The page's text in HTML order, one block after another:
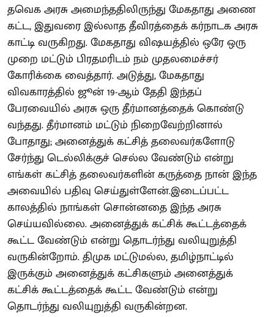
தவெக அரசு அமைந்ததிலிருந்து மேகதாது அணை
கட்ட, இதுவரை இல்லாத தீவிரத்தைக் கர்நாடக அரசு
காட்டி வருகிறது. மேகதாது விஷயத்தில் ஒரே ஒரு
முறை மட்டும் பிரதமரிடம் நம் முதலமைச்சர்
கோரிக்கை வைத்தார். அடுத்து, மேகதாது
விவகாரத்தில் ஜூன் 19-ஆம் தேதி இந்தப்
பேரவையில் அரசு ஒரு தீர்மானத்தைக் கொண்டு
வந்தது. தீர்மானம் மட்டும் நிறைவேற்றினால்
போதாது; அனைத்துக் கட்சித் தலைவர்களோடு
சேர்ந்து டெல்லிக்குச் செல்ல வேண்டும் என்று
எங்கள் கட்சித் தலைவர்களின் கருத்தை நான் இந்த
அவையில் பதிவு செய்துள்ளேன்.இடைப்பட்ட
காலத்தில் நாங்கள் சொன்னதை இந்த அரசு
செய்யவில்லை. அனைத்துக் கட்சிக் கூட்டத்தைக்
கூட்ட வேண்டும் என்று தொடர்ந்து வலியுறுத்தி
வருகின்றோம். திமுக மட்டுமல்ல, தமிழ்நாட்டில்
இருக்கும் அனைத்துக் கட்சிகளும் அனைத்துக்
கட்சிக் கூட்டத்தைக் கூட்ட வேண்டும் என்று
தொடர்ந்து வலியுறுத்தி வருகின்றன.